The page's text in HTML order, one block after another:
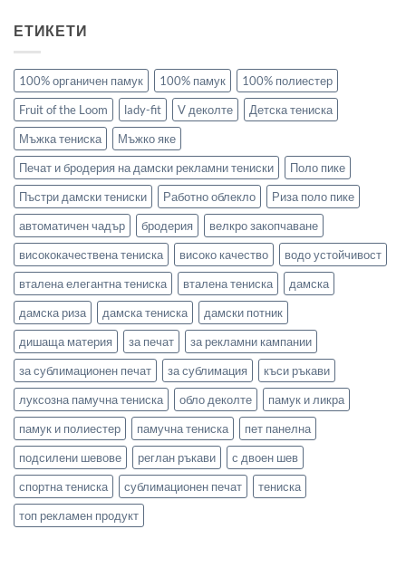
ЕТИКЕТИ
100% органичен памук 100% памук
100% полиестер
Fruit of the Loom
lady-fit V деколте
Детска тениска
Мъжка тениска
Мъжко яке
Печат и бродерия на дамски рекламни тениски
Поло пике
Пъстри дамски тениски
Работно облекло
Риза поло пике
автоматичен чадър
бродерия
велкро закопчаване
висококачествена тениска
високо качество
водо устойчивост
вталена елегантна тениска
вталена тениска
дамска
дамска риза
дамска тениска
дамски потник
дишаща материя
за печат
за рекламни кампании
за сублимационен печат
за сублимация
къси ръкави
луксозна памучна тениска
обло деколте
памук и ликра
памук и полиестер
памучна тениска
пет панелна
подсилени шевове
реглан ръкави
с двоен шев
спортна тениска
сублимационен печат
тениска
топ рекламен продукт